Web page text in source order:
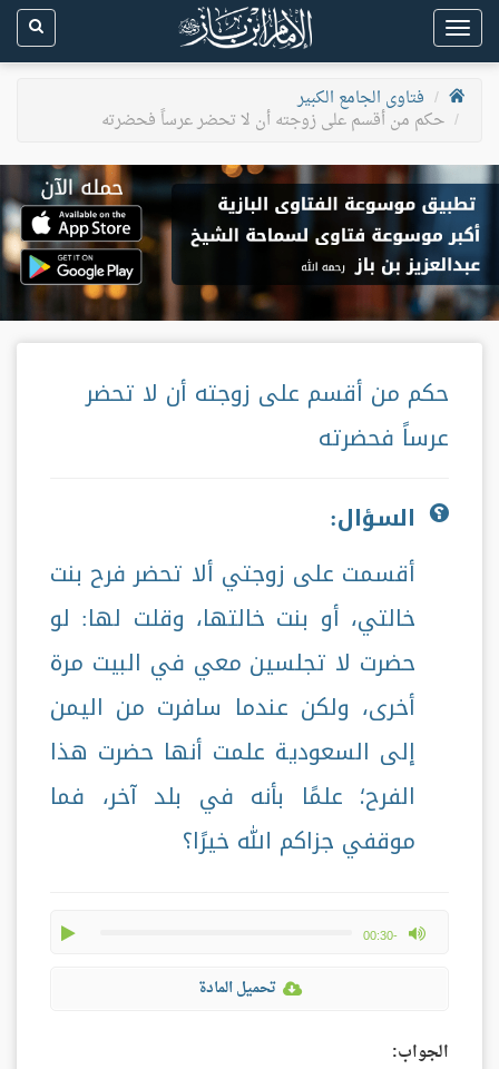
Toggle
navigation
فتاوى الجامع الكبير
حكم من أقسم على زوجته أن لا تحضر عرساً فحضرته
حكم من أقسم على زوجته أن لا تحضر
عرساً فحضرته
السؤال:
أقسمت على زوجتي ألا تحضر فرح بنت
خالتي، أو بنت خالتها، وقلت لها: لو
حضرت لا تجلسين معي في البيت مرة
أخرى، ولكن عندما سافرت من اليمن
إلى السعودية علمت أنها حضرت هذا
الفرح؛ علمًا بأنه في بلد آخر، فما
موقفي جزاكم الله خيرًا؟
-00:30
max volume
تحميل المادة
الجواب: